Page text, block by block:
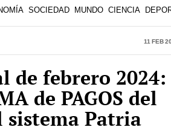
de febrero 2024:
de PAGOS del
sistema Patria